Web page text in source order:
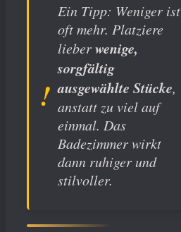
Ein Tipp: Weniger ist
oft mehr. Platziere
lieberwenige,
sorgfältig
ausgewählte Stücke,
anstatt zu viel auf
einmal. Das
Badezimmer wirkt
dann ruhiger und
stilvoller.